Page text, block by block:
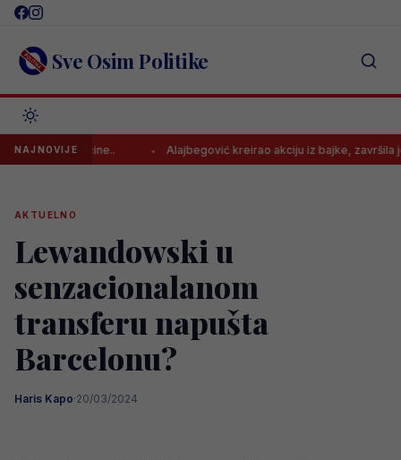
Skip
content Sve Osim Politike
NAJNOVIJE
od većine.. Alajbegović kreirao akciju iz bajke, završila je
AKTUELNO
Lewandowski u
senzacionalanom
transferu napušta
Barcelonu?
Haris Kapo·20/03/2024